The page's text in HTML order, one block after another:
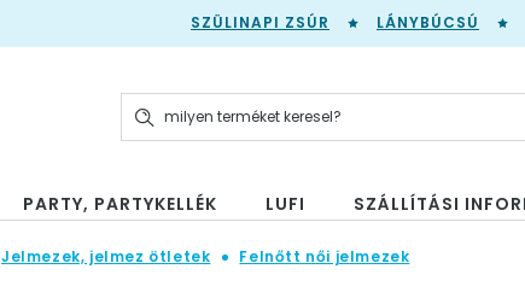
SZÜLINAPI ZSÚR LÁNYBÚCSÚ
PARTY, PARTYKELLÉK LUFI SZÁLLÍTÁSI
Jelmezek, jelmez ötletek Felnőtt női jelmezek